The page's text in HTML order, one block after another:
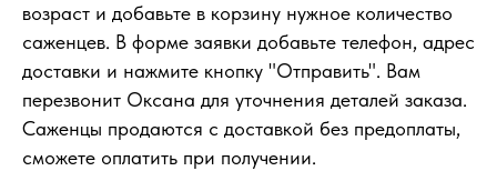
возраст и добавьте в корзину нужное количество
саженцев. В форме заявки добавьте телефон, адрес
доставки и нажмите кнопку "Отправить". Вам
перезвонит Оксана для уточнения деталей заказа.
Саженцы продаются с доставкой без предоплаты,
сможете оплатить при получении.